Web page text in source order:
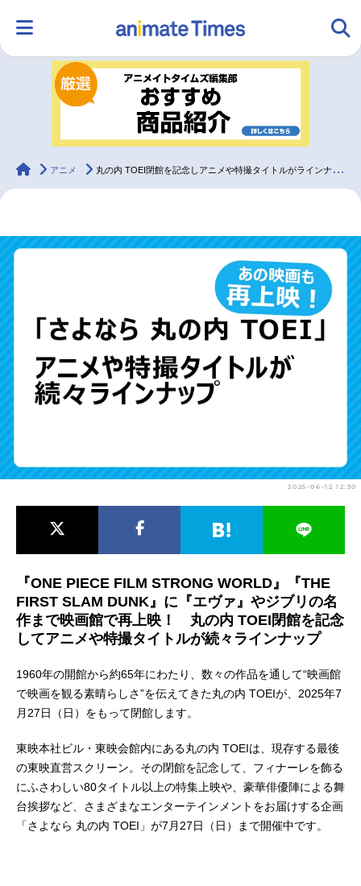
ランキング アニメ
ラジオ
トレンド 無料マンガ
最新記事一覧
アニメ記事一覧 声優記事一覧
アニメ映画一覧 実写化映画一覧
男性声優/女性声優一覧
animateTimes
アニメ 丸の内 TOEI閉館を記念しアニメや特撮タイトルがラインナップ
2025-06-12 12:30
『ONE PIECE FILM STRONG WORLD』『THE
FIRST SLAM DUNK』に『エヴァ』やジブリの名
作まで映画館で再上映！ 丸の内 TOEI閉館を記念
してアニメや特撮タイトルが続々ラインナップ
1960年の開館から約65年にわたり、数々の作品を通して“映画館
で映画を観る素晴らしさ”を伝えてきた丸の内 TOEIが、2025年7
月27日（日）をもって閉館します。
東映本社ビル・東映会館内にある丸の内 TOEIは、現存する最後
の東映直営スクリーン。その閉館を記念して、フィナーレを飾る
にふさわしい80タイトル以上の特集上映や、豪華俳優陣による舞
台挨拶など、さまざまなエンターテインメントをお届けする企画
「さよなら 丸の内 TOEI」が7月27日（日）まで開催中です。